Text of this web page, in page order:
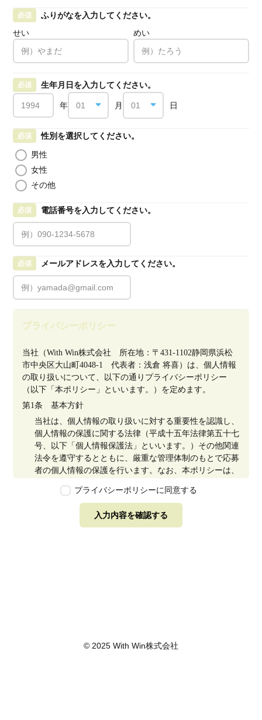
必須
ふりがなを入力してください。
せい
めい
必須 生年月日を入力してください。
年 月 日
必須
性別を選択してください。
男性
女性
その他
必須 電話番号を入力してください。
必須 メールアドレスを入力してください。
プライバシーポリシー
当社（With Win株式会社　所在地：〒431-1102静岡県浜松
市中央区大山町4048-1　代表者：浅倉 将喜）は、個人情報
の取り扱いについて、以下の通りプライバシーポリシー
（以下「本ポリシー」といいます。）を定めます。
第1条　基本方針
当社は、個人情報の取り扱いに対する重要性を認識し、
個人情報の保護に関する法律（平成十五年法律第五十七
号、以下「個人情報保護法」といいます。）その他関連
法令を遵守するとともに、厳重な管理体制のもとで応募
者の個人情報の保護を行います。なお、本ポリシーは、
のとします。
第2条　個人情報の定義
本ポリシーにおいて「個人情報」とは、個人情報保護法
利用の停止、消去及び第三者への提供の停止を行うこと
プライバシーポリシーに同意する
入力内容を確認する
© 2025 With Win株式会社